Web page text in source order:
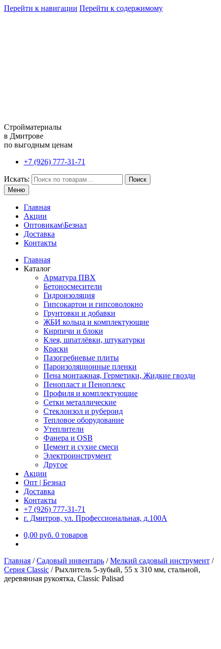
Перейти к навигации Перейти к содержимому
Стройматериалы
в Дмитрове
по выгодным ценам
+7 (926) 777-31-71
Искать:
Поиск
Меню
Главная
Акции
Оптовикам\Безнал
Доставка
Контакты
Главная
Каталог
Арматура ПВХ
Бетоносмесители
Гидроизоляция
Гипсокартон и гипсоволокно
Грунтовки и добавки
ЖБИ кольца и комплектующие
Кирпичи и блоки
Клея, шпатлёвки, штукатурки
Краски
Пазогребневые плиты
Пароизоляционные пленки
Пена монтажная, Герметики, Жидкие гвозди
Пенопласт и Пеноплекс
Профиля и комплектующие
Сетки металлические
Стеклоизол и рубероид
Тепловое оборудование
Утеплители
Фанера и OSB
Цемент и сухие смеси
Электроинструмент
Другое
Акции
Опт | Безнал
Доставка
Контакты
+7 (926) 777-31-71
г. Дмитров, ул. Профессиональная, д.100А
0,00 руб. 0 товаров
Главная /Садовый инвентарь /Мелкий садовый инструмент /
Серия Classic /Рыхлитель 5-зубый, 55 х 310 мм, стальной,
деревянная рукоятка, Classic Palisad